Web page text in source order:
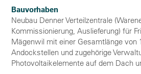
Bauvorhaben
Neubau Denner Verteilzentrale
Kommissionierung, Auslieferung) für
Mägenwil mit einer Gesamtlänge von
Andockstellen und zugehörige
Photovoltaikelemente auf dem Dach